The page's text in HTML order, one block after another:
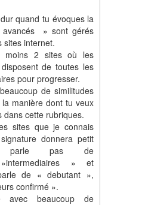
quand tu évoques la
avancés » sont gérés
sites internet.
moins 2 sites où les
de toutes les
pour progresser.
de similitudes
manière dont tu veux
dans cette rubriques.
sites que je connais
donnera petit
parle pas de
» et
de « debutant »,
confirmé ».
avec beaucoup de